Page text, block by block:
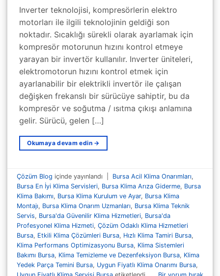
Inverter teknolojisi, kompresörlerin elektro
motorları ile ilgili teknolojinin geldiği son
noktadır. Sıcaklığı sürekli olarak ayarlamak için
kompresör motorunun hızını kontrol etmeye
yarayan bir invertör kullanılır. Inverter üniteleri,
elektromotorun hızını kontrol etmek için
ayarlanabilir bir elektrikli invertör ile çalışan
değişken frekanslı bir sürücüye sahiptir, bu da
kompresör ve soğutma / ısıtma çıkışı anlamına
gelir. Sürücü, gelen […]
Okumaya devam edin →
Çözüm Blog içinde yayınlandı Bursa Acil Klima Onarımları,
Bursa En İyi Klima Servisleri, Bursa Klima Arıza Giderme, Bursa
Klima Bakımı, Bursa Klima Kurulum ve Ayar, Bursa Klima
Montajı, Bursa Klima Onarım Uzmanları, Bursa Klima Teknik
Servis, Bursa'da Güvenilir Klima Hizmetleri, Bursa'da
Profesyonel Klima Hizmeti,Çözüm Odaklı Klima Hizmetleri
Bursa, Etkili Klima Çözümleri Bursa, Hızlı Klima Tamiri Bursa,
Klima Performans Optimizasyonu Bursa, Klima Sistemleri
Bakımı Bursa, Klima Temizleme ve Dezenfeksiyon Bursa, Klima
Yedek Parça Temini Bursa, Uygun Fiyatlı Klima Onarımı Bursa,